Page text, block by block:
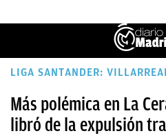
ÚLTIMAS
NOTICIAS
REAL
LIGA SANTANDER:
Más polémica en La
libró de la expulsión